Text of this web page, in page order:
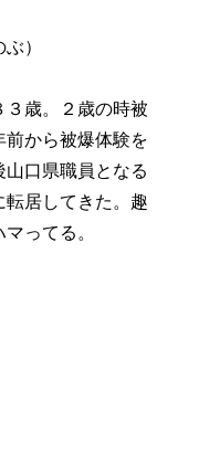
）
歳。２歳の時被
から被爆体験を
口県職員となる
居してきた。趣
ってる。